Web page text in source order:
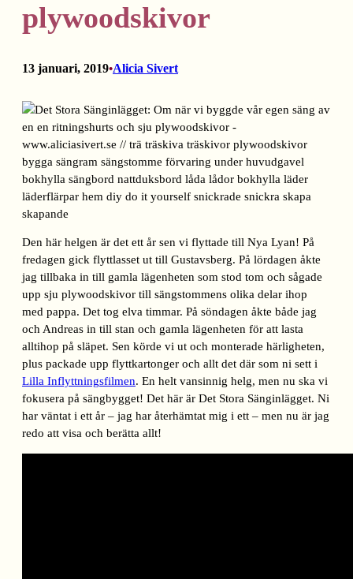
plywoodskivor
13 januari, 2019•Alicia Sivert
Den här helgen är det ett år sen vi flyttade till Nya Lyan! På
fredagen gick flyttlasset ut till Gustavsberg. På lördagen åkte
jag tillbaka in till gamla lägenheten som stod tom och sågade
upp sju plywoodskivor till sängstommens olika delar ihop
med pappa. Det tog elva timmar. På söndagen åkte både jag
och Andreas in till stan och gamla lägenheten för att lasta
alltihop på släpet. Sen körde vi ut och monterade härligheten,
plus packade upp flyttkartonger och allt det där som ni sett i
Lilla Inflyttningsfilmen. En helt vansinnig helg, men nu ska vi
fokusera på sängbygget! Det här är Det Stora Sänginlägget. Ni
har väntat i ett år – jag har återhämtat mig i ett – men nu är jag
redo att visa och berätta allt!